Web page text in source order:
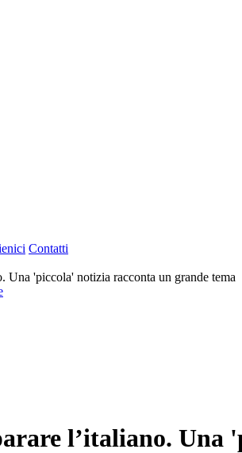
Contatti
Una 'piccola' notizia racconta un grande tema
l’italiano.